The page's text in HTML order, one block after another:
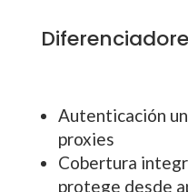
Autenticación
proxies
Cobertura
protege desde